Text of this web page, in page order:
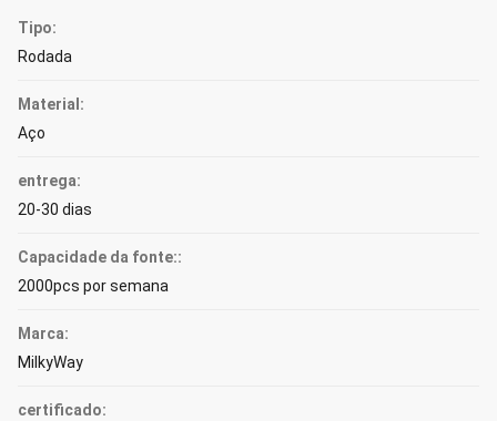
Tipo:
Rodada
Material:
Aço
entrega:
20-30 dias
Capacidade da fonte::
2000pcs por semana
Marca:
MilkyWay
certificado: